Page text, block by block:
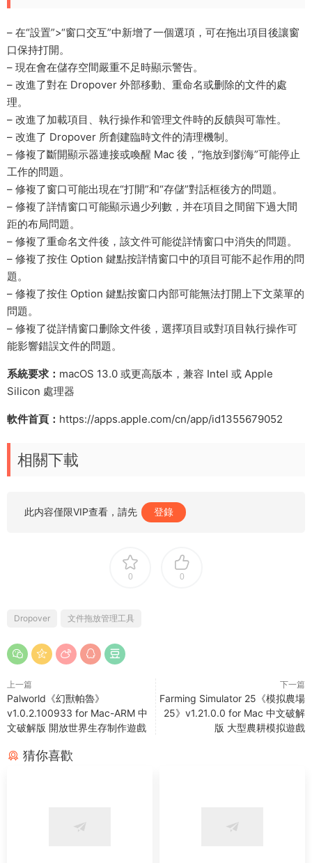
– 在“設置”>“窗口交互”中新增了一個選項，可在拖出項目後讓窗
口保持打開。
– 現在會在儲存空間嚴重不足時顯示警告。
– 改進了對在 Dropover 外部移動、重命名或删除的文件的處
理。
– 改進了加載項目、執行操作和管理文件時的反饋與可靠性。
– 改進了 Dropover 所創建臨時文件的清理機制。
– 修複了斷開顯示器連接或喚醒 Mac 後，“拖放到劉海”可能停止
工作的問題。
– 修複了窗口可能出現在“打開”和“存儲”對話框後方的問題。
– 修複了詳情窗口可能顯示過少列數，并在項目之間留下過大間
距的布局問題。
– 修複了重命名文件後，該文件可能從詳情窗口中消失的問題。
– 修複了按住 Option 鍵點按詳情窗口中的項目可能不起作用的問
題。
– 修複了按住 Option 鍵點按窗口内部可能無法打開上下文菜單的
問題。
– 修複了從詳情窗口删除文件後，選擇項目或對項目執行操作可
能影響錯誤文件的問題。
系統要求： macOS 13.0 或更高版本，兼容 Intel 或 Apple
Silicon 處理器
軟件首頁： https://apps.apple.com/cn/app/id1355679052
相關下載
此内容僅限VIP查看，請先 登錄
0 0
Dropover 文件拖放管理工具
上一篇
Palworld《幻獸帕魯》
v1.0.2.100933 for Mac-ARM 中
文破解版 開放世界生存制作遊戲
下一篇
Farming Simulator 25《模拟農場
25》v1.21.0.0 for Mac 中文破解
版 大型農耕模拟遊戲
猜你喜歡